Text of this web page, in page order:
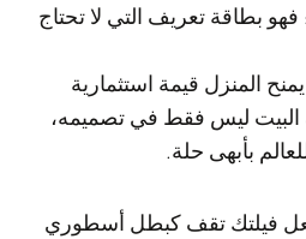
بطاقة تعريف التي لا تحتاج
المنزل قيمة استثمارية
البيت ليس فقط في تصميمه،
بأبهى حلة.
فيلتك تقف كبطل أسطوري